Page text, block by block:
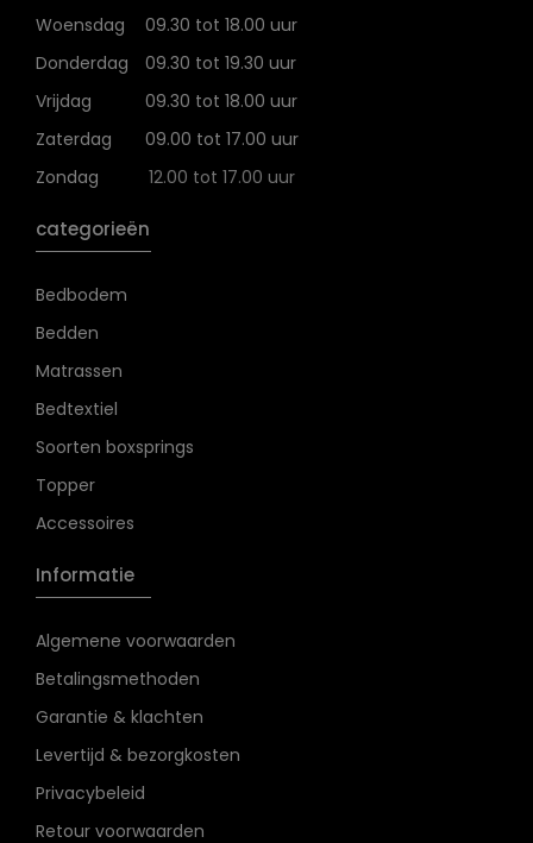
Woensdag
09.30 tot 18.00 uur
Donderdag
09.30 tot 19.30 uur
Vrijdag
09.30 tot 18.00 uur
Zaterdag
09.00 tot 17.00 uur
Zondag
12.00 tot 17.00 uur
categorieën
Bedbodem
Bedden
Matrassen
Bedtextiel
Soorten boxsprings
Topper
Accessoires
Informatie
Algemene voorwaarden
Betalingsmethoden
Garantie & klachten
Levertijd & bezorgkosten
Privacybeleid
Retour voorwaarden